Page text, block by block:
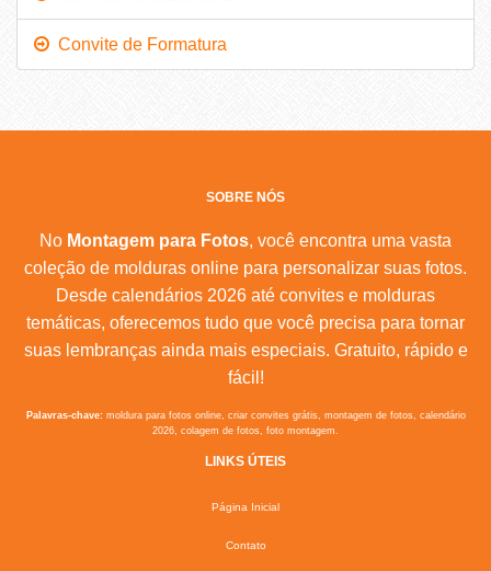
Convite de Formatura
SOBRE NÓS
No Montagem para Fotos, você encontra uma vasta
coleção de molduras online para personalizar suas fotos.
Desde calendários 2026 até convites e molduras
temáticas, oferecemos tudo que você precisa para tornar
suas lembranças ainda mais especiais. Gratuito, rápido e
fácil!
Palavras-chave:moldura para fotos online, criar convites grátis, montagem de fotos, calendário
2026, colagem de fotos, foto montagem.
LINKS ÚTEIS
Página Inicial
Contato